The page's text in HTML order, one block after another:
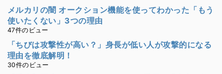
メルカリの闇 オークション機能を使ってわかった「もう
使いたくない」3つの理由
47件のビュー
「ちびは攻撃性が高い？」身長が低い人が攻撃的になる
理由を徹底解明！
30件のビュー